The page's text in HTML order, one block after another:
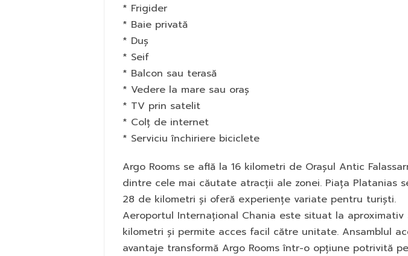
* Frigider
* Baie privată
* Duș
* Seif
* Balcon sau terasă
* Vedere la mare sau oraș
* TV prin satelit
* Colț de internet
* Serviciu închiriere biciclete
Argo Rooms se află la 16 kilometri de Orașul Antic
dintre cele mai căutate atracții ale zonei. Piața Platanias
28 de kilometri și oferă experiențe variate pentru turiști.
Aeroportul Internațional Chania este situat la aproximativ
kilometri și permite acces facil către unitate. Ansamblul
avantaje transformă Argo Rooms într-o opțiune potrivită